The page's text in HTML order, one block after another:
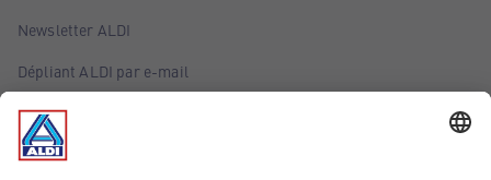
Newsletter ALDI
Dépliant ALDI par e-mail
Offres
Infos essentielles